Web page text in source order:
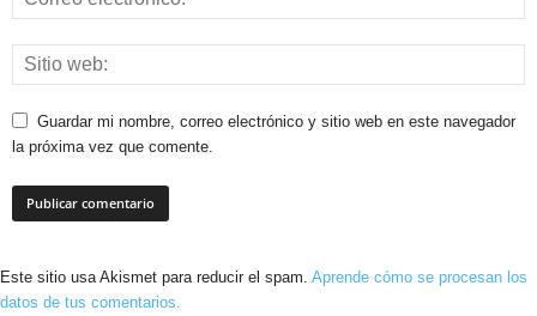
Guardar mi nombre, correo electrónico y sitio web en este navegador
la próxima vez que comente.
Este sitio usa Akismet para reducir el spam. Aprende cómo se procesan los
datos de tus comentarios.